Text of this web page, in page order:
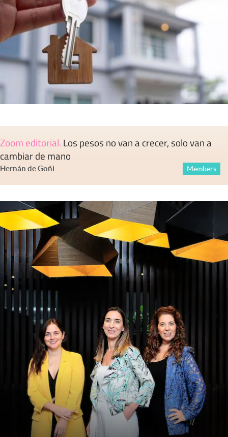
Zoom editorial. Los pesos no van a crecer, solo van a
cambiar de mano
Hernán de Goñi Members